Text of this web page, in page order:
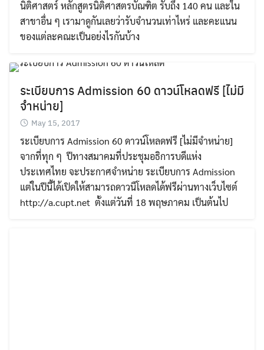
นิติศาสตร์ หลักสูตรนิติศาสตรบัณฑิต รับถึง 140 คน และใน
สาขาอื่น ๆ เรามาดูกันเลยว่ารับจำนวนเท่าไหร่ และคะแนน
ของแต่ละคณะเป็นอย่งไรกันบ้าง
ระเบียบการ Admission 60 ดาวน์โหลดฟรี [ไม่มี
จำหน่าย]
May 15, 2017
ระเบียบการ Admission 60 ดาวน์โหลดฟรี [ไม่มีจำหน่าย]
จากที่ทุก ๆ ปีทางสมาคมที่ประชุมอธิการบดีแห่ง
ประเทศไทย จะประกาศจำหน่าย ระเบียบการ Admission
แต่ในปีนี้ได้เปิดให้สามารถดาวนืโหลดได้ฟรีผ่านทางเว็บไซต์
http://a.cupt.net ตั้งแต่วันที่ 18 พฤษภาคม เป็นต้นไป